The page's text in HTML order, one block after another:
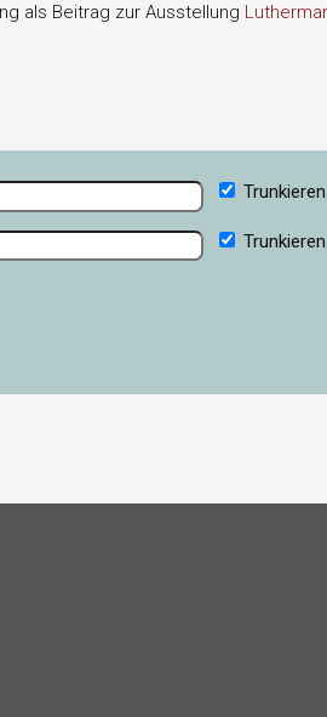
als Beitrag zur Ausstellung
Trunkieren
Trunkieren